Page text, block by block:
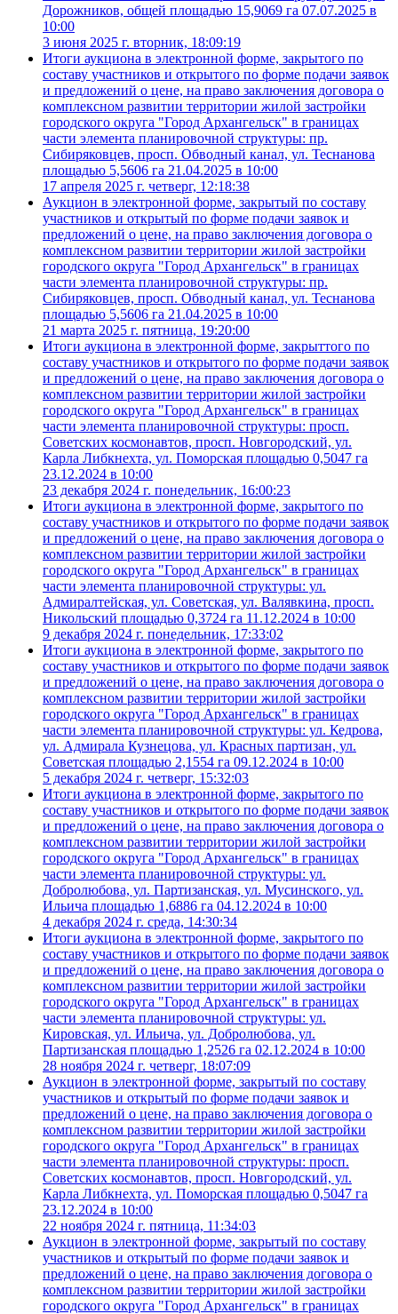
Дорожников, общей площадью 15,9069 га 07.07.2025 в
10:00
3 июня 2025 г. вторник, 18:09:19
Итоги аукциона в электронной форме, закрытого по
составу участников и открытого по форме подачи заявок
и предложений о цене, на право заключения договора о
комплексном развитии территории жилой застройки
городского округа "Город Архангельск" в границах
части элемента планировочной структуры: пр.
Сибиряковцев, просп. Обводный канал, ул. Теснанова
площадью 5,5606 га 21.04.2025 в 10:00
17 апреля 2025 г. четверг, 12:18:38
Аукцион в электронной форме, закрытый по составу
участников и открытый по форме подачи заявок и
предложений о цене, на право заключения договора о
комплексном развитии территории жилой застройки
городского округа "Город Архангельск" в границах
части элемента планировочной структуры: пр.
Сибиряковцев, просп. Обводный канал, ул. Теснанова
площадью 5,5606 га 21.04.2025 в 10:00
21 марта 2025 г. пятница, 19:20:00
Итоги аукциона в электронной форме, закрыттого по
составу участников и открытого по форме подачи заявок
и предложений о цене, на право заключения договора о
комплексном развитии территории жилой застройки
городского округа "Город Архангельск" в границах
части элемента планировочной структуры: просп.
Советских космонавтов, просп. Новгородский, ул.
Карла Либкнехта, ул. Поморская площадью 0,5047 га
23.12.2024 в 10:00
23 декабря 2024 г. понедельник, 16:00:23
Итоги аукциона в электронной форме, закрытого по
составу участников и открытого по форме подачи заявок
и предложений о цене, на право заключения договора о
комплексном развитии территории жилой застройки
городского округа "Город Архангельск" в границах
части элемента планировочной структуры: ул.
Адмиралтейская, ул. Советская, ул. Валявкина, просп.
Никольский площадью 0,3724 га 11.12.2024 в 10:00
9 декабря 2024 г. понедельник, 17:33:02
Итоги аукциона в электронной форме, закрытого по
составу участников и открытого по форме подачи заявок
и предложений о цене, на право заключения договора о
комплексном развитии территории жилой застройки
городского округа "Город Архангельск" в границах
части элемента планировочной структуры: ул. Кедрова,
ул. Адмирала Кузнецова, ул. Красных партизан, ул.
Советская площадью 2,1554 га 09.12.2024 в 10:00
5 декабря 2024 г. четверг, 15:32:03
Итоги аукциона в электронной форме, закрытого по
составу участников и открытого по форме подачи заявок
и предложений о цене, на право заключения договора о
комплексном развитии территории жилой застройки
городского округа "Город Архангельск" в границах
части элемента планировочной структуры: ул.
Добролюбова, ул. Партизанская, ул. Мусинского, ул.
Ильича площадью 1,6886 га 04.12.2024 в 10:00
4 декабря 2024 г. среда, 14:30:34
Итоги аукциона в электронной форме, закрытого по
составу участников и открытого по форме подачи заявок
и предложений о цене, на право заключения договора о
комплексном развитии территории жилой застройки
городского округа "Город Архангельск" в границах
части элемента планировочной структуры: ул.
Кировская, ул. Ильича, ул. Добролюбова, ул.
Партизанская площадью 1,2526 га 02.12.2024 в 10:00
28 ноября 2024 г. четверг, 18:07:09
Аукцион в электронной форме, закрытый по составу
участников и открытый по форме подачи заявок и
предложений о цене, на право заключения договора о
комплексном развитии территории жилой застройки
городского округа "Город Архангельск" в границах
части элемента планировочной структуры: просп.
Советских космонавтов, просп. Новгородский, ул.
Карла Либкнехта, ул. Поморская площадью 0,5047 га
23.12.2024 в 10:00
22 ноября 2024 г. пятница, 11:34:03
Аукцион в электронной форме, закрытый по составу
участников и открытый по форме подачи заявок и
предложений о цене, на право заключения договора о
комплексном развитии территории жилой застройки
городского округа "Город Архангельск" в границах